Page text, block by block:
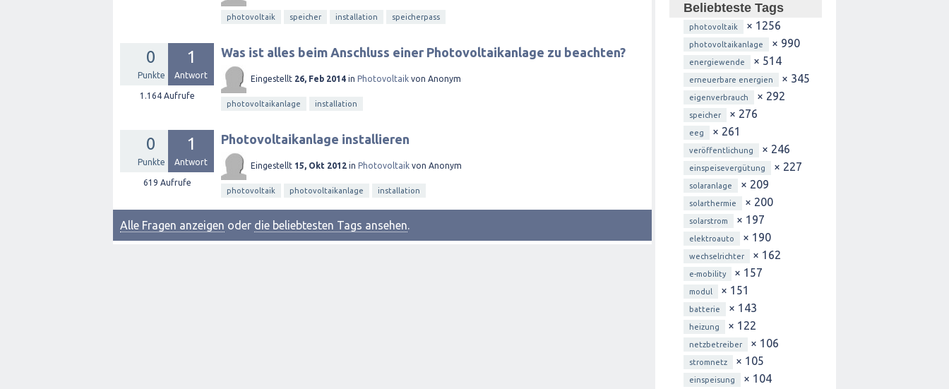
photovoltaik speicher installation speicherpass
0
Punkte
1
Antwort
1.164Aufrufe
Was ist alles beim Anschluss einer Photovoltaikanlage zu beachten?
Eingestellt 26, Feb 2014 in Photovoltaik von Anonym
photovoltaikanlage installation
0
Punkte
1
Antwort
619 Aufrufe
Photovoltaikanlage installieren
Eingestellt 15, Okt 2012 in Photovoltaik von Anonym
photovoltaik photovoltaikanlage installation
Alle Fragen anzeigen oder die beliebtesten Tags ansehen.
Beliebteste Tags
photovoltaik × 1256
photovoltaikanlage × 990
energiewende × 514
erneuerbare energien × 345
eigenverbrauch × 292
speicher × 276
eeg × 261
veröffentlichung × 246
einspeisevergütung × 227
solaranlage × 209
solarthermie × 200
solarstrom × 197
elektroauto × 190
wechselrichter × 162
e-mobility × 157
modul × 151
batterie × 143
heizung × 122
netzbetreiber × 106
stromnetz × 105
einspeisung × 104